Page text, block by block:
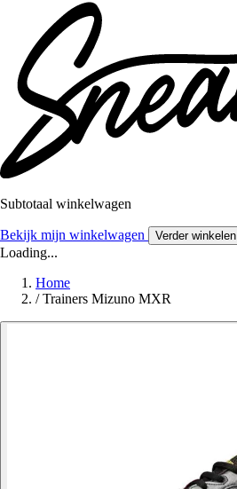
Subtotaal winkelwagen
Bekijk mijn winkelwagen Verder winkelen
Loading...
Home
/ Trainers Mizuno MXR